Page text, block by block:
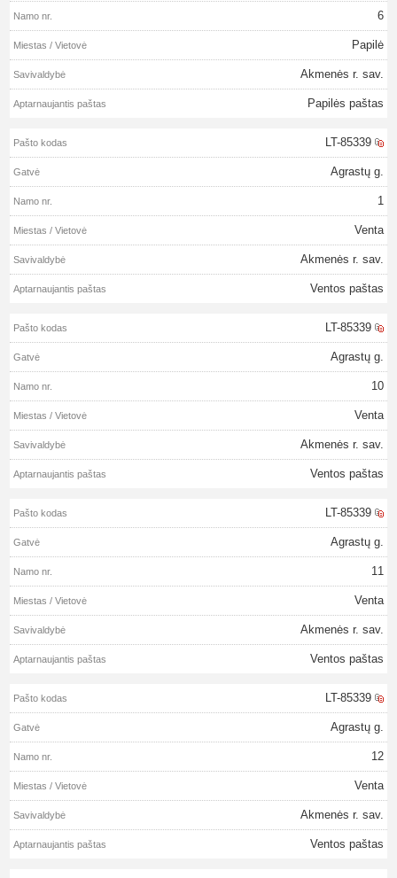
6
Papilė
Akmenės r. sav.
Papilės paštas
LT-85339
Agrastų g.
1
Venta
Akmenės r. sav.
Ventos paštas
LT-85339
Agrastų g.
10
Venta
Akmenės r. sav.
Ventos paštas
LT-85339
Agrastų g.
11
Venta
Akmenės r. sav.
Ventos paštas
LT-85339
Agrastų g.
12
Venta
Akmenės r. sav.
Ventos paštas